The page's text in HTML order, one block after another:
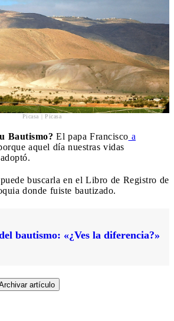
Picasa | Picasa
Bautismo? El papa Francisco a
aquel día nuestras vidas
buscarla en el Libro de Registro de
donde fuiste bautizado.
bautismo: «¿Ves la diferencia?»
artículo